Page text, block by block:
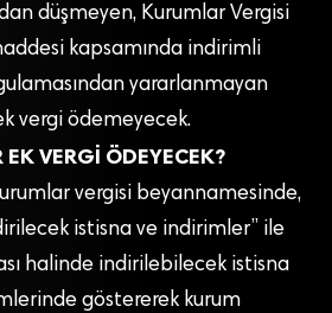
düşmeyen, Kurumlar Vergisi
kapsamında indirimli
yararlanmayan
vergi ödemeyecek.
EK VERGİ ÖDEYECEK?
vergisi beyannamesinde,
istisna ve indirimler” ile
halinde indirilebilecek istisna
göstererek kurum